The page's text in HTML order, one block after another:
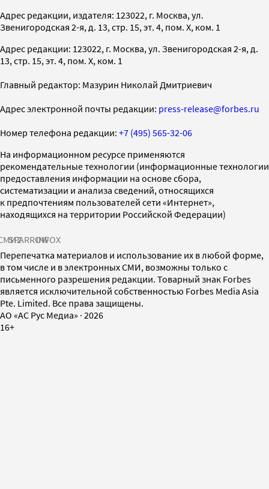
Адрес редакции, издателя: 123022, г. Москва, ул.
Звенигородская 2-я, д. 13, стр. 15, эт. 4, пом. X, ком. 1
Адрес редакции: 123022, г. Москва, ул. Звенигородская 2-я, д.
13, стр. 15, эт. 4, пом. X, ком. 1
Главный редактор: Мазурин Николай Дмитриевич
Адрес электронной почты редакции: press-release@forbes.ru
Номер телефона редакции: +7 (495) 565-32-06
На информационном ресурсе применяются
рекомендательные технологии (информационные технологии
предоставления информации на основе сбора,
систематизации и анализа сведений, относящихся
к предпочтениям пользователей сети «Интернет»,
находящихся на территории Российской Федерации)
SPARROWINFOX
Перепечатка материалов и использование их в любой форме,
в том числе и в электронных СМИ, возможны только с
письменного разрешения редакции. Товарный знак Forbes
является исключительной собственностью Forbes Media Asia
Pte. Limited. Все права защищены.
AO «АС Рус Медиа» · 2026
16+